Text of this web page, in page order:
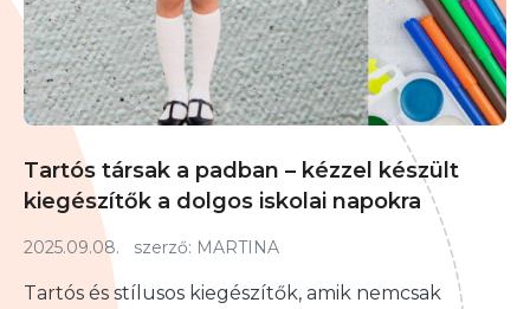
Tartós társak a padban – kézzel készült
kiegészítők a dolgos iskolai napokra
2025.09.08. szerző: MARTINA
Tartós és stílusos kiegészítők, amik nemcsak